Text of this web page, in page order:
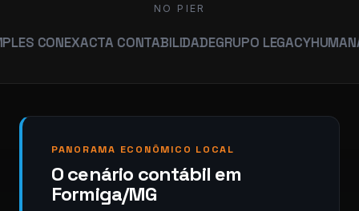
NO PIER
EXACTA CONTABILIDADEGRUPO LEGACYHUMANA
PANORAMA ECONÔMICO LOCAL
O cenário contábil em
Formiga/MG